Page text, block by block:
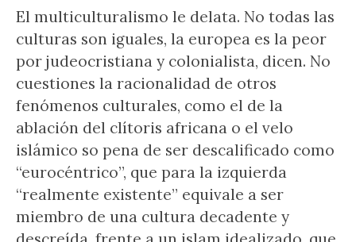
El multiculturalismo le delata. No todas las
culturas son iguales, la europea es la peor
por judeocristiana y colonialista, dicen. No
cuestiones la racionalidad de otros
fenómenos culturales, como el de la
ablación del clítoris africana o el velo
islámico so pena de ser descalificado como
“eurocéntrico”, que para la izquierda
“realmente existente” equivale a ser
miembro de una cultura decadente y